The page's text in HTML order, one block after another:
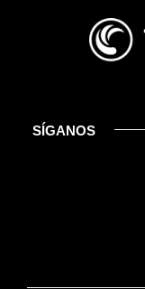
SÍGANOS